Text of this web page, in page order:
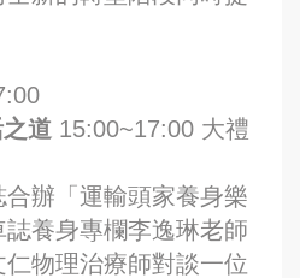
道 15:00~17:00 大禮
辦「運輸頭家養身樂
養身專欄李逸琳老師
物理治療師對談一位